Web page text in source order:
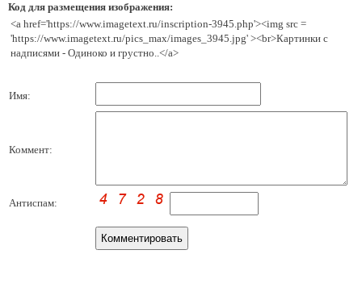
Код для размещения изображения:
<a href='https://www.imagetext.ru/inscription-3945.php'><img src =
'https://www.imagetext.ru/pics_max/images_3945.jpg' ><br>Картинки с
надписями - Одиноко и грустно..</a>
Имя:
Коммент:
Антиспам: